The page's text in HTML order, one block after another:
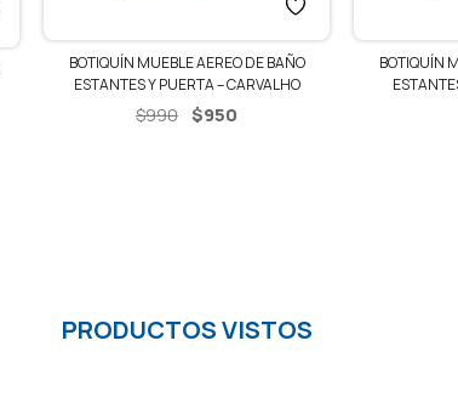
BOTIQUÍN MUEBLE AEREO DE BAÑO
ESTANTES Y PUERTA – CARVALHO
$990 El
$950
BOTIQUÍN
PRODUCTOS VISTOS